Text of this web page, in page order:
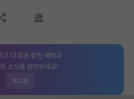
유하기신고하기
고 더 많은 할인 혜택과
소식을 받아보세요!
로그인